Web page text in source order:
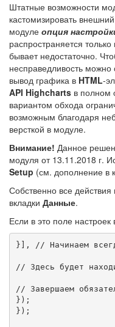
Штатные возможности
кастомизировать
модуле опция
распространяется
бывает недостаточно.
несправедливость можно
вывод графика в HTML-
API Highcharts в полном
вариантом обхода
возможным благодаря
версткой в модуле.
Внимание! Данное
модуля от 13.11.2018 г.
Setup (см. дополнение в
Собственно все
вкладки Данные.
Если в это поле
}], // Начинаем
// Здесь будет
// Завершаем
});
});